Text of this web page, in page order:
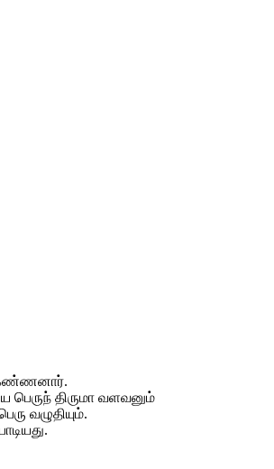
பெருந் திருமா வளவனும்
வழுதியும்.